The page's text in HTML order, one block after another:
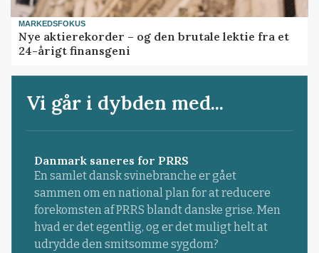
MARKEDSFOKUS
Nye aktierekorder – og den brutale lektie fra et
24-årigt finansgeni
Vi går i dybden med...
Danmark saneres for PRRS
En samlet dansk svinebranche er gået
sammen om en national plan for at reducere
forekomsten af PRRS blandt danske grise. Men
hvad er det egentlig, og er det muligt helt at
udrydde den smitsomme sygdom?